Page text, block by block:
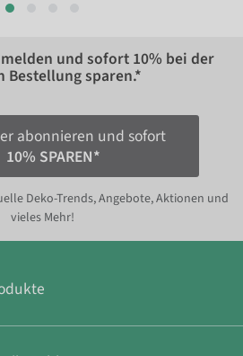
und sofort 10% bei der
Bestellung sparen.*
abonnieren und sofort
10% SPAREN*
Deko-Trends, Angebote, Aktionen und
vieles Mehr!